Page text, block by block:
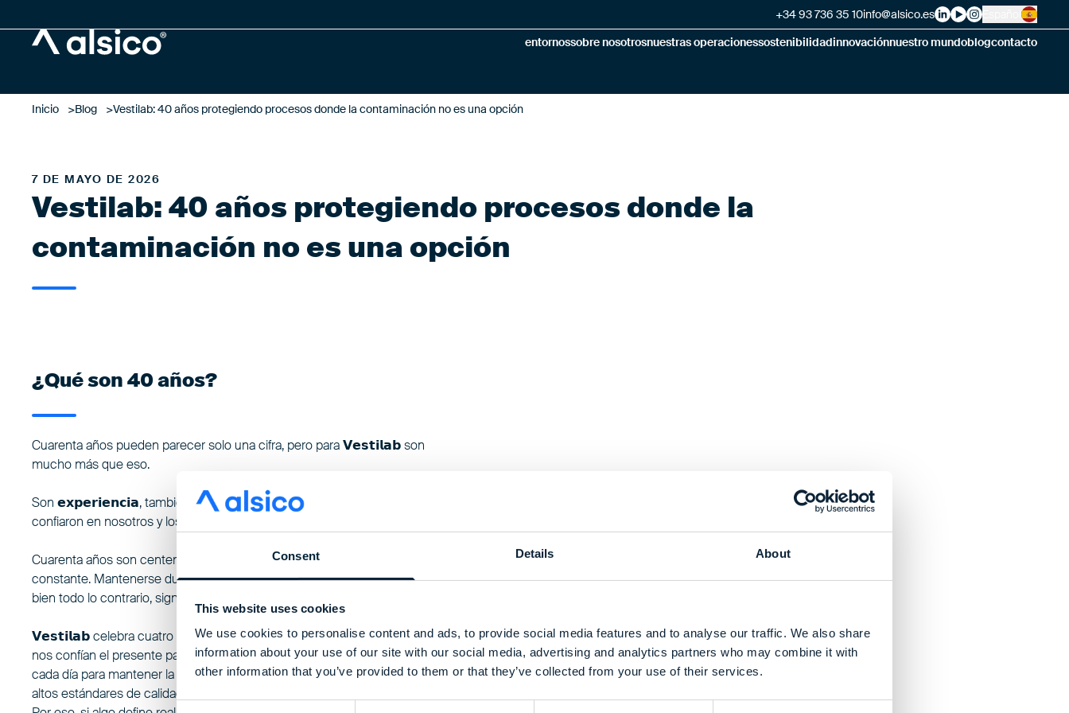
Consent Details About
This website uses cookies
We use cookies to personalise content and ads, to provide social media features and to analyse our traffic. We also share
information about your use of our site with our social media, advertising and analytics partners who may combine it with
other information that you’ve provided to them or that they’ve collected from your use of their services.
entornossobre nosotrosnuestras operacionessostenibilidadinnovaciónnuestro mundoblogcontacto
+34 93 736 35 10info@alsico.es Alsico on LinkedIn
Alsico on YouTube
Alsico on
Inicio Blog Vestilab: 40 años protegiendo procesos donde la contaminación no es una opción
7 DE MAYO DE 2026
Vestilab: 40 años protegiendo procesos donde la
contaminación no es una opción
¿Qué son 40 años?
Cuarenta años pueden parecer solo una cifra, pero para 𝗩𝗲𝘀𝘁𝗶𝗹𝗮𝗯 son
mucho más que eso.
Son 𝗲𝘅𝗽𝗲𝗿𝗶𝗲𝗻𝗰𝗶𝗮, también 𝗮𝗽𝗿𝗲𝗻𝗱𝗶𝘇𝗮𝗷𝗲. Son los primeros clientes que
confiaron en nosotros y los que siguen haciéndolo hoy.
Cuarenta años son centenares de proyectos, de investigaciones y evolución
constante. Mantenerse durante cuarenta años no significa mirar atrás, más
bien todo lo contrario, significa 𝘀𝗲𝗴𝘂𝗶𝗿 𝗲𝘃𝗼𝗹𝘂𝗰𝗶𝗼𝗻𝗮𝗻𝗱𝗼.
𝗩𝗲𝘀𝘁𝗶𝗹𝗮𝗯 celebra cuatro décadas reafirmando su compromiso con quienes
nos confían el presente para anticiparse al mañana. Con quienes trabajan
cada día para mantener la integridad de sus procesos y fabricar bajo los más
altos estándares de calidad.